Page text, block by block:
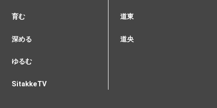
育む
深める
ゆるむ
SitakkeTV
道東
道央